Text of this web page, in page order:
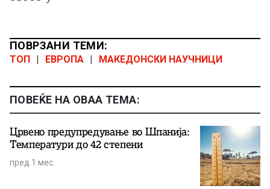
ПОВРЗАНИ ТЕМИ:
ТОП | ЕВРОПА | МАКЕДОНСКИ НАУЧНИЦИ
ПОВЕЌЕ НА ОВАА ТЕМА:
Црвено предупредување во Шпанија:
Температури до 42 степени
пред 1 мес.